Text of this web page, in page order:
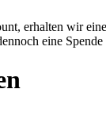
erhalten wir
eine Spende